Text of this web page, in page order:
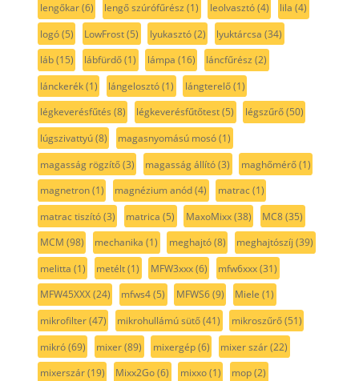
lengőkar(6) lengő szúrófűrész (1) leolvasztó(4) lila (4)
logó(5) LowFrost(5) lyukasztó(2) lyuktárcsa (34)
láb(15) lábfürdő(1) lámpa (16) láncfűrész (2)
lánckerék(1) lángelosztó(1) lángterelő(1)
légkeverésfűtés (8) légkeverésfűtőtest(5) légszűrő(50)
lúgszivattyú(8) magasnyomású mosó(1)
magasság rögzítő(3) magasság állító(3) maghőmérő(1)
magnetron(1) magnézium anód(4) matrac(1)
matrac tiszító(3) matrica (5) MaxoMixx(38) MC8(35)
MCM (98) mechanika (1) meghajtó(8) meghajtószíj (39)
melitta (1) metélt(1) MFW3xxx(6) mfw6xxx(31)
MFW45XXX(24) mfws4(5) MFWS6(9) Miele (1)
mikrofilter(47) mikrohullámú sütő(41) mikroszűrő(51)
mikró(69) mixer(89) mixergép(6) mixer szár(22)
mixerszár(19) Mixx2Go(6) mixxo(1) mop(2)